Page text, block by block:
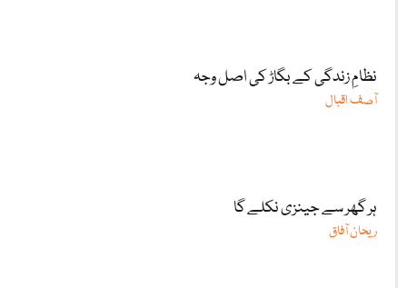
نظامِ زندگی کے بگاڑ کی اصل وجہ
آصف اقبال
ہر گھر سے جینزی نکلے گا
ریحان آفاق